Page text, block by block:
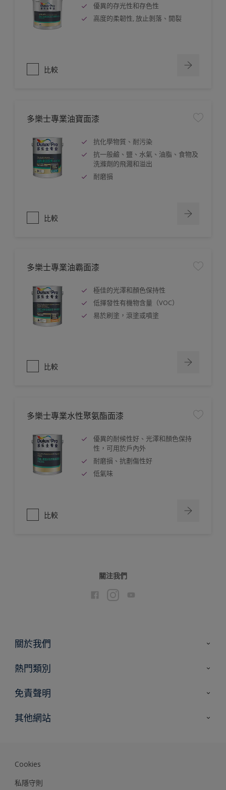
優異的存光性和存色性
高度的柔韌性, 放止剝落、開裂
比較
多樂士專業油寶面漆
抗化學物質、耐污染
抗一般鹼、鹽、水氣、油脂、食物及
洗滌劑的飛濺和溢出
耐磨損
比較
多樂士專業油霸面漆
極佳的光澤和顏色保持性
低揮發性有機物含量（VOC）
易於刷塗，滾塗或噴塗
比較
多樂士專業水性聚氨酯面漆
優異的耐候性好、光澤和顏色保持
性，可用於戶內外
耐磨損、抗劃傷性好
低氣味
比較
關注我們
關於我們
聯絡我們
熱門類別
尋找顏色
專家見解
免責聲明
色彩準確度
其他網站
Cookies
私隱守則